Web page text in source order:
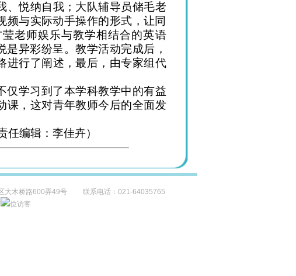
、悦纳自我；大队辅导员储毛老
与实际动手操作的形式，让同
老师娱乐与教学相结合的英语
是异彩纷呈。教学活动完成后，
进行了阐述，最后，由专家组代
仅学习到了本学科教学中的有益
课，这对青年教师今后的全面发
：李佳卉）
大木桥路600弄49号 联系电话：021-64035765
位访客